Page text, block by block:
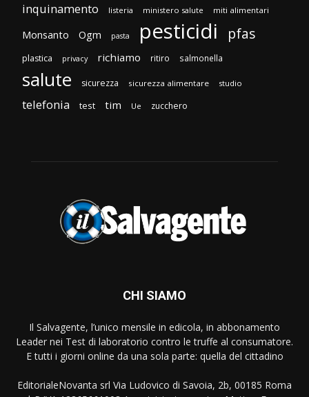
inquinamento listeria ministero salute miti alimentari
Monsanto Ogm pasta pesticidi pfas
plastica privacy richiamo ritiro salmonella
salute sicurezza sicurezza alimentare studio
telefonia test tim Ue zucchero
CHI SIAMO
Il Salvagente, l’unico mensile in edicola, in abbonamento
Leader nei Test di laboratorio contro le truffe al consumatore.
E tutti i giorni online da una sola parte: quella del cittadino
EditorialeNovanta srl Via Ludovico di Savoia, 2b, 00185 Roma